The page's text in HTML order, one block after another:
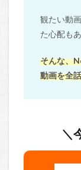
観たい動
た心配も
そんな、
動画を全
＼